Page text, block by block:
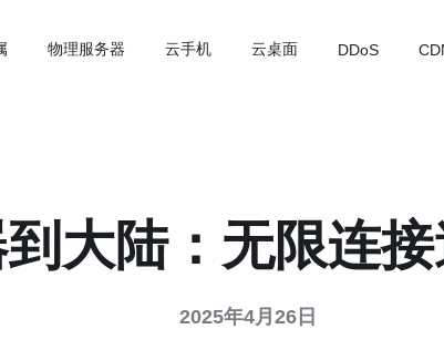
物理服务器 云手机 云桌面 DDoS
大陆：无限连
2025年4月26日